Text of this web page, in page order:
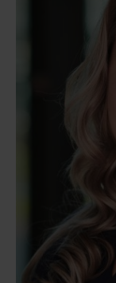
gaat om
Nederlandse
databank op
een functie
heeft ze
van advies op
internationale
Marianne
verbreden. Beroepsorganisaties: Lid van de
Nederlandse
vergunningen &
Master